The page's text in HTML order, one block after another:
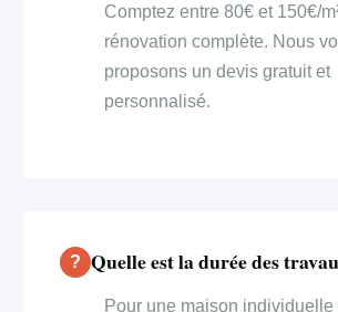
Comptez entre 80€ et 150€/
rénovation complète. Nous
proposons un devis gratuit et
personnalisé.
Quelle est la durée des
Pour une maison individuelle